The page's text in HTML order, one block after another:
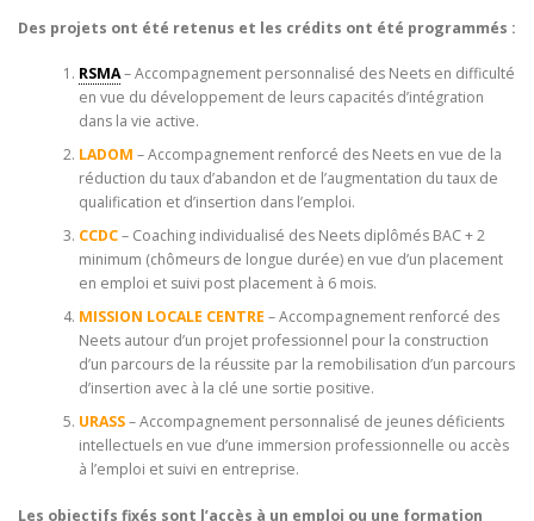
Des projets ont été retenus et les crédits ont été programmés :
RSMA– Accompagnement personnalisé des Neets en difficulté
en vue du développement de leurs capacités d’intégration
dans la vie active.
LADOM – Accompagnement renforcé des Neets en vue de la
réduction du taux d’abandon et de l’augmentation du taux de
qualification et d’insertion dans l’emploi.
CCDC– Coaching individualisé des Neets diplômés BAC + 2
minimum (chômeurs de longue durée) en vue d’un placement
en emploi et suivi post placement à 6 mois.
MISSION LOCALE CENTRE – Accompagnement renforcé des
Neets autour d’un projet professionnel pour la construction
d’un parcours de la réussite par la remobilisation d’un parcours
d’insertion avec à la clé une sortie positive.
URASS– Accompagnement personnalisé de jeunes déficients
intellectuels en vue d’une immersion professionnelle ou accès
à l’emploi et suivi en entreprise.
Les objectifs fixés sont l’accès à un emploi ou une formation